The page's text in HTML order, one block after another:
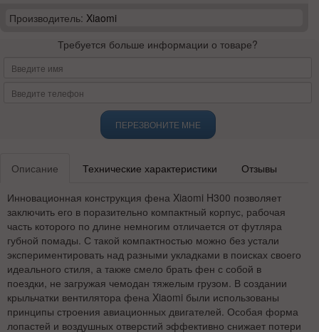
Производитель: Xiaomi
Требуется больше информации о товаре?
ПЕРЕЗВОНИТЕ МНЕ
Описание Технические характеристики Отзывы
Инновационная конструкция фена Xiaomi H300 позволяет
заключить его в поразительно компактный корпус, рабочая
часть которого по длине немногим отличается от футляра
губной помады. С такой компактностью можно без устали
экспериментировать над разными укладками в поисках своего
идеального стиля, а также смело брать фен с собой в
поездки, не загружая чемодан тяжелым грузом. В создании
крыльчатки вентилятора фена Xiaomi были использованы
принципы строения авиационных двигателей. Особая форма
лопастей и воздушных отверстий эффективно снижает потери